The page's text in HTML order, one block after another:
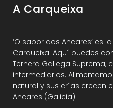
A Carqueixa
‘O sabor dos Ancares’ es
Carqueixa. Aquí puedes
Ternera Gallega Suprema,
intermediarios.
natural y sus crías crecen
Ancares (Galicia).